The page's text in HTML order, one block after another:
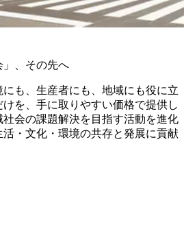
」、その先へ
も、生産者にも、地域にも役に立
を、手に取りやすい価格で提供し
会の課題解決を目指す活動を進化
・文化・環境の共存と発展に貢献